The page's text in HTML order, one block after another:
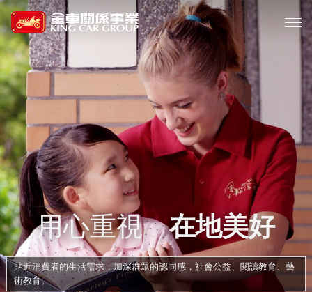
用心重視在地美好
貼近消費者的生活需求，加深群眾的認同感，社會公益、閱讀教育、藝
術教育。